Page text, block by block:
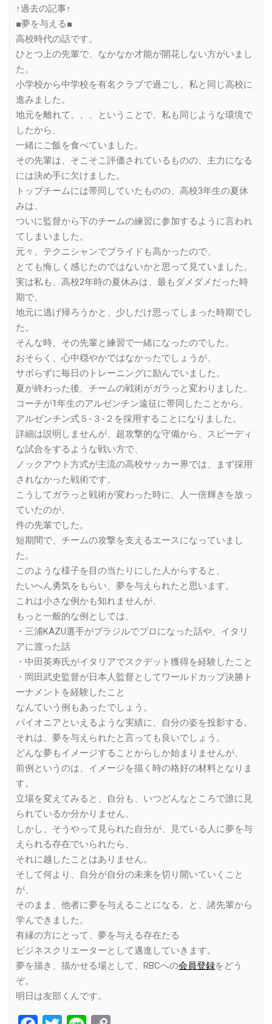
↑過去の記事↑
■夢を与える■
高校時代の話です。
ひとつ上の先輩で、なかなか才能が開花しない方がいまし
た。
小学校から中学校を有名クラブで過ごし、私と同じ高校に
進みました。
地元を離れて、、、ということで、私も同じような環境で
したから、
一緒にご飯を食べていました。
その先輩は、そこそこ評価されているものの、主力になる
には決め手に欠けました。
トップチームには帯同していたものの、高校3年生の夏休
みは、
ついに監督から下のチームの練習に参加するように言われ
てしまいました。
元々、テクニシャンでプライドも高かったので、
とても悔しく感じたのではないかと思って見ていました。
実は私も、高校2年時の夏休みは、最もダメダメだった時
期で、
地元に逃げ帰ろうかと、少しだけ思ってしまった時期でし
た。
そんな時、その先輩と練習で一緒になったのでした。
おそらく、心中穏やかではなかったでしょうが、
サボらずに毎日のトレーニングに励んでいました。
夏が終わった後、チームの戦術がガラっと変わりました。
コーチが1年生のアルゼンチン遠征に帯同したことから、
アルゼンチン式５-３-２を採用することになりました。
詳細は説明しませんが、超攻撃的な守備から、スピーディ
な試合をするような戦い方で、
ノックアウト方式が主流の高校サッカー界では、まず採用
されなかった戦術です。
こうしてガラっと戦術が変わった時に、人一倍輝きを放っ
ていたのが、
件の先輩でした。
短期間で、チームの攻撃を支えるエースになっていまし
た。
このような様子を目の当たりにした人からすると、
たいへん勇気をもらい、夢を与えられたと思います。
これは小さな例かも知れませんが、
もっと一般的な例としては、
・三浦KAZU選手がブラジルでプロになった話や、イタリ
アに渡った話
・中田英寿氏がイタリアでスクデット獲得を経験したこと
・岡田武史監督が日本人監督としてワールドカップ決勝ト
ーナメントを経験したこと
なんていう例もあったでしょう。
パイオニアといえるような実績に、自分の姿を投影する。
それは、夢を与えられたと言っても良いでしょう。
どんな夢もイメージすることからしか始まりませんが、
前例というのは、イメージを描く時の格好の材料となりま
す。
立場を変えてみると、自分も、いつどんなところで誰に見
られているか分かりません。
しかし、そうやって見られた自分が、見ている人に夢を与
えられる存在でいられたら、
それに越したことはありません。
そして何より、自分が自分の未来を切り開いていくこと
が、
そのまま、他者に夢を与えることになる、と、諸先輩から
学んできました。
有縁の方にとって、夢を与える存在たる
ビジネスクリエーターとして邁進していきます。
夢を描き、描かせる場として、RBCへの会員登録をどう
ぞ。
明日は友部くんです。